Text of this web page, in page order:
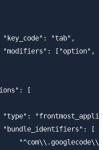
"tab",
["option",
[
[